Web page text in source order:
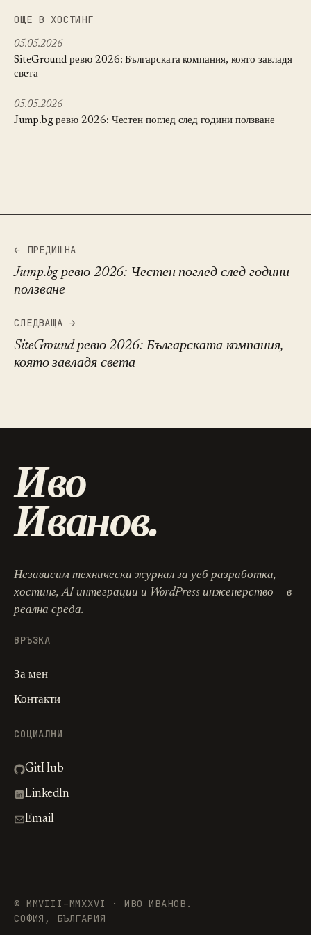
ОЩЕ В ХОСТИНГ
05.05.2026
SiteGround ревю 2026: Българската компания, която завладя
света
05.05.2026
Jump.bg ревю 2026: Честен поглед след години ползване
← ПРЕДИШНА
Jump.bg ревю 2026: Честен поглед след години
ползване
СЛЕДВАЩА →
SiteGround ревю 2026: Българската компания,
която завладя света
Иво
Иванов.
Независим технически журнал за уеб разработка,
хостинг, AI интеграции и WordPress инженерство — в
реална среда.
ВРЪЗКА
За мен
Контакти
СОЦИАЛНИ
GitHub
LinkedIn
Email
© MMVIII–MMXXVI · ИВО ИВАНОВ.
СОФИЯ, БЪЛГАРИЯ